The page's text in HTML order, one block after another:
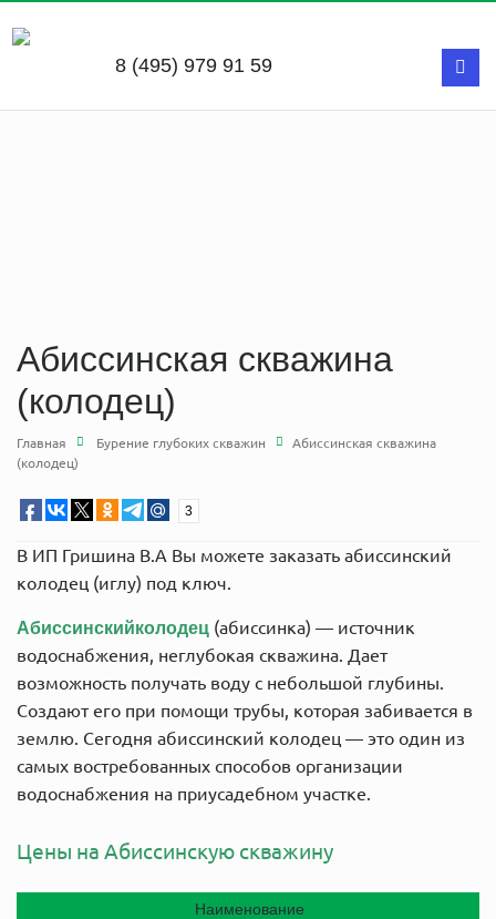
8 (495) 979 91 59
Абиссинская скважина
(колодец)
Главная Бурение глубоких скважин
Абиссинская скважина
(колодец)
3
В ИП Гришина В.А Вы можете заказать абиссинский
колодец (иглу) под ключ.
Абиссинскийколодец (абиссинка) — источник
водоснабжения, неглубокая скважина. Дает
возможность получать воду с небольшой глубины.
Создают его при помощи трубы, которая забивается в
землю. Сегодня абиссинский колодец — это один из
самых востребованных способов организации
водоснабжения на приусадебном участке.
Цены на Абиссинскую скважину
Наименование